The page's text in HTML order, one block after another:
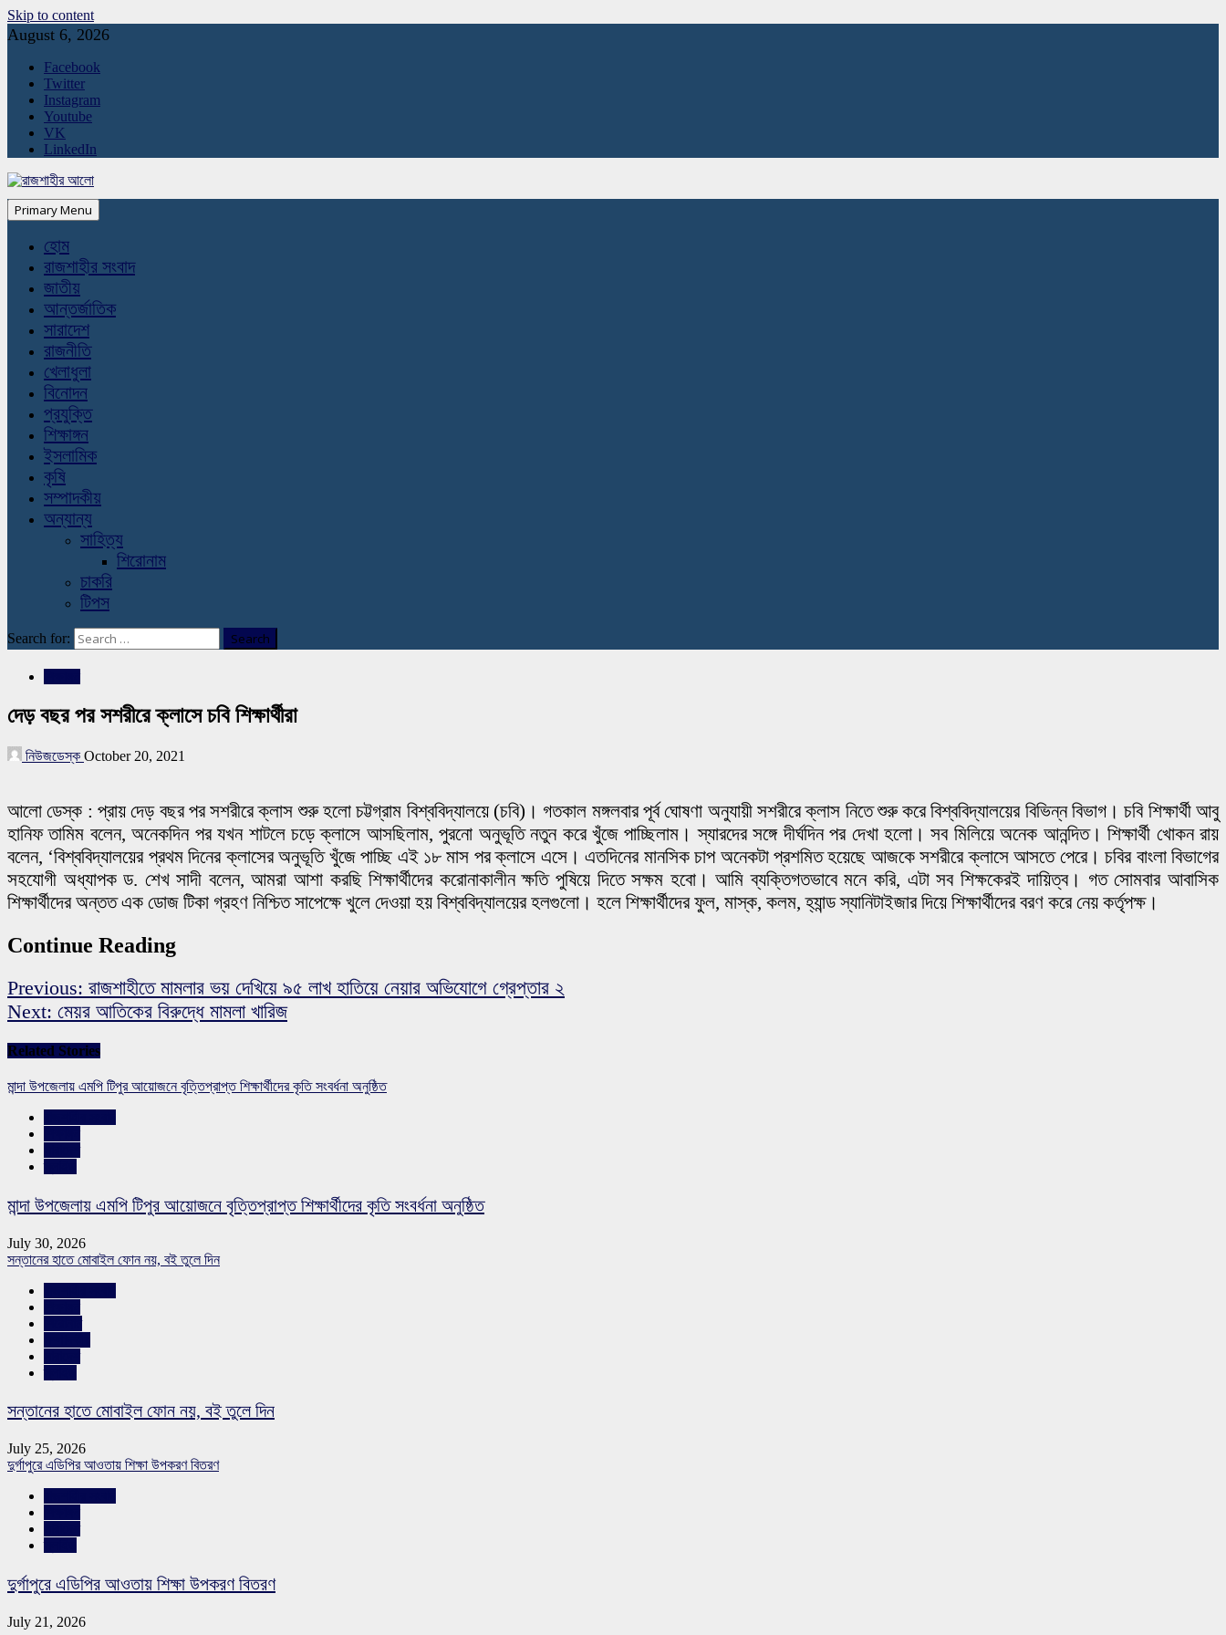
Skip to content
August 6, 2026
Facebook
Twitter
Instagram
Youtube
VK
LinkedIn
Primary Menu
হোম
রাজশাহীর সংবাদ
জাতীয়
আন্তর্জাতিক
সারাদেশ
রাজনীতি
খেলাধুলা
বিনোদন
প্রযুক্তি
শিক্ষাঙ্গন
ইসলামিক
কৃষি
সম্পাদকীয়
অন্যান্য
সাহিত্য
শিরোনাম
চাকরি
টিপস
Search for:
দেড় বছর পর সশরীরে ক্লাসে চবি শিক্ষার্থীরা
নিউজডেস্ক October 20, 2021
আলো ডেস্ক : প্রায় দেড় বছর পর সশরীরে ক্লাস শুরু হলো চট্টগ্রাম বিশ্ববিদ্যালয়ে (চবি)। গতকাল মঙ্গলবার পূর্ব ঘোষণা অনুযায়ী সশরীরে ক্লাস নিতে শুরু করে বিশ্ববিদ্যালয়ের বিভিন্ন বিভাগ। চবি শিক্ষার্থী আবু
হানিফ তামিম বলেন, অনেকদিন পর যখন শাটলে চড়ে ক্লাসে আসছিলাম, পুরনো অনুভূতি নতুন করে খুঁজে পাচ্ছিলাম। স্যারদের সঙ্গে দীর্ঘদিন পর দেখা হলো। সব মিলিয়ে অনেক আনন্দিত। শিক্ষার্থী খোকন রায়
বলেন, ‘বিশ্ববিদ্যালয়ের প্রথম দিনের ক্লাসের অনুভূতি খুঁজে পাচ্ছি এই ১৮ মাস পর ক্লাসে এসে। এতদিনের মানসিক চাপ অনেকটা প্রশমিত হয়েছে আজকে সশরীরে ক্লাসে আসতে পেরে। চবির বাংলা বিভাগের
সহযোগী অধ্যাপক ড. শেখ সাদী বলেন, আমরা আশা করছি শিক্ষার্থীদের করোনাকালীন ক্ষতি পুষিয়ে দিতে সক্ষম হবো। আমি ব্যক্তিগতভাবে মনে করি, এটা সব শিক্ষকেরই দায়িত্ব। গত সোমবার আবাসিক
শিক্ষার্থীদের অন্তত এক ডোজ টিকা গ্রহণ নিশ্চিত সাপেক্ষে খুলে দেওয়া হয় বিশ্ববিদ্যালয়ের হলগুলো। হলে শিক্ষার্থীদের ফুল, মাস্ক, কলম, হ্যান্ড স্যানিটাইজার দিয়ে শিক্ষার্থীদের বরণ করে নেয় কর্তৃপক্ষ।
Continue Reading
Previous: রাজশাহীতে মামলার ভয় দেখিয়ে ৯৫ লাখ হাতিয়ে নেয়ার অভিযোগে গ্রেপ্তার ২
Next: মেয়র আতিকের বিরুদ্ধে মামলা খারিজ
Related Stories
মান্দা উপজেলায় এমপি টিপুর আয়োজনে বৃত্তিপ্রাপ্ত শিক্ষার্থীদের কৃতি সংবর্ধনা অনুষ্ঠিত
মান্দা উপজেলায় এমপি টিপুর আয়োজনে বৃত্তিপ্রাপ্ত শিক্ষার্থীদের কৃতি সংবর্ধনা অনুষ্ঠিত
July 30, 2026
সন্তানের হাতে মোবাইল ফোন নয়, বই তুলে দিন
সন্তানের হাতে মোবাইল ফোন নয়, বই তুলে দিন
July 25, 2026
দুর্গাপুরে এডিপির আওতায় শিক্ষা উপকরণ বিতরণ
দুর্গাপুরে এডিপির আওতায় শিক্ষা উপকরণ বিতরণ
July 21, 2026